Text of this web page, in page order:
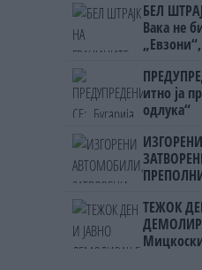
БЕЛ
Вака не
итно ја
одлука“
ТЕЖОК